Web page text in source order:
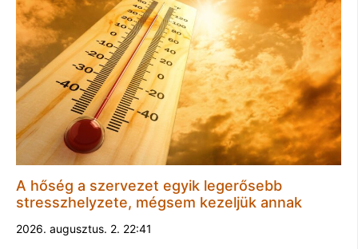
A hőség a szervezet egyik legerősebb
stresszhelyzete, mégsem kezeljük annak
2026. augusztus. 2. 22:41